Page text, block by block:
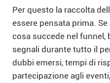
Per questo la raccolta
essere pensata prima.
cosa succede nel funnel,
segnali durante tutto il
dubbi emersi, tempi di
partecipazione agli